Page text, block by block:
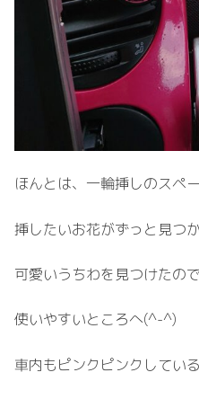
ほんとは、一輪挿しのスペ
挿したいお花がずっと見つ
可愛いうちわを見つけたので
使いやすいところへ(^-^)
車内もピンクピンクしてい